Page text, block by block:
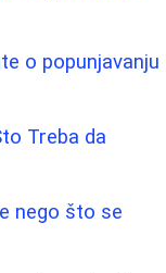
o popunjavanju
Treba da
nego što se